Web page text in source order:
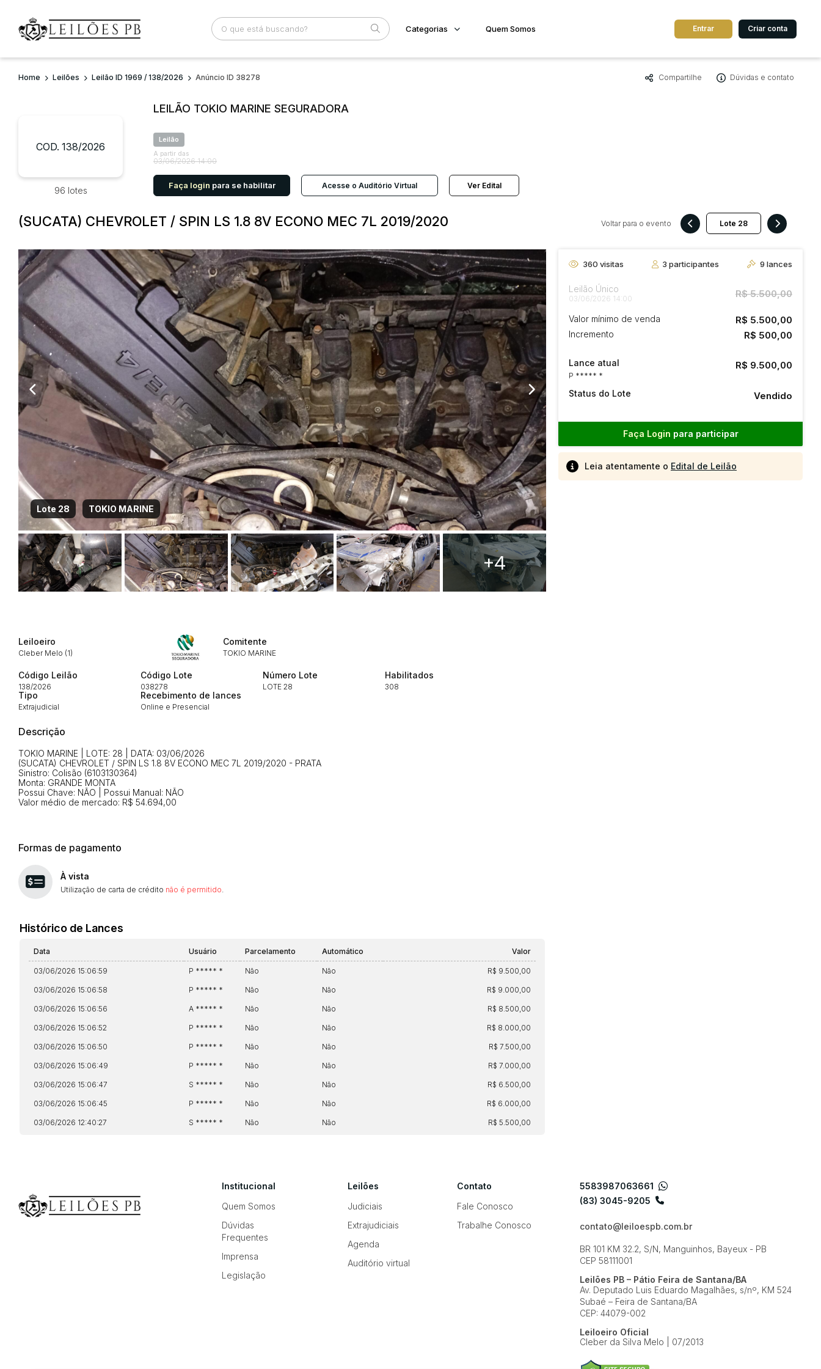
Busca por palavra-chave Categoria Cidade
Categorias Quem Somos Entrar Criar conta
Home Leilões Leilão ID 1969 / 138/2026 Anúncio ID 38278 Compartilhe Dúvidas e contato
COD. 138/2026
96 lotes
LEILÃO TOKIO MARINE SEGURADORA
Leilão
A partir das
03/06/2026 14:00
Faça login para se habilitar Acesse o Auditório Virtual Ver Edital
(SUCATA) CHEVROLET / SPIN LS 1.8 8V ECONO MEC 7L 2019/2020 Voltar para o evento
Lote 28 TOKIO MARINE
+4
360 visitas 3participantes 9 lances
Leilão Único
03/06/2026 14:00 R$ 5.500,00
Valor mínimo de venda R$ 5.500,00
Incremento R$ 500,00
Lance atual
P ***** *
R$ 9.500,00
Status do Lote Vendido
Faça Login para participar
Leia atentamente o Edital de Leilão
Leiloeiro
Cleber Melo (1)
Comitente
TOKIO MARINE
Código Leilão
138/2026
Código Lote
038278
Número Lote
LOTE 28
Habilitados
308
Tipo
Extrajudicial
Recebimento de lances
Online e Presencial
Descrição
TOKIO MARINE | LOTE: 28 | DATA: 03/06/2026
(SUCATA) CHEVROLET / SPIN LS 1.8 8V ECONO MEC 7L 2019/2020 - PRATA
Sinistro: Colisão (6103130364)
Monta: GRANDE MONTA
Possui Chave: NÃO | Possui Manual: NÃO
Valor médio de mercado: R$ 54.694,00
Formas de pagamento
À vista
Utilização de carta de crédito não é permitido
Histórico de Lances
Data Usuário Parcelamento Automático Valor
03/06/2026 15:06:59 P ***** * Não Não R$ 9.500,00
03/06/2026 15:06:58 P ***** * Não Não R$ 9.000,00
03/06/2026 15:06:56 A ***** * Não Não R$ 8.500,00
03/06/2026 15:06:52 P ***** * Não Não R$ 8.000,00
03/06/2026 15:06:50 P ***** * Não Não R$ 7.500,00
03/06/2026 15:06:49 P ***** * Não Não R$ 7.000,00
03/06/2026 15:06:47 S ***** * Não Não R$ 6.500,00
03/06/2026 15:06:45 P ***** * Não Não R$ 6.000,00
03/06/2026 12:40:27 S ***** * Não Não R$ 5.500,00
Envie sua Proposta
Habilite-se para efetuar lances ou propostas
Institucional
Quem Somos
Dúvidas
Frequentes
Imprensa
Legislação
Leilões
Judiciais
Extrajudiciais
Agenda
Auditório virtual
Contato
Fale Conosco
Trabalhe Conosco
5583987063661
(83) 3045-9205
contato@leiloespb.com.br
BR 101 KM 32.2, S/N, Manguinhos, Bayeux - PB
CEP 58111001
Leilões PB – Pátio Feira de Santana/BA
Av. Deputado Luis Eduardo Magalhães, s/nº, KM 524
Subaé – Feira de Santana/BA
CEP: 44079-002
Leiloeiro Oficial
Cleber da Silva Melo | 07/2013